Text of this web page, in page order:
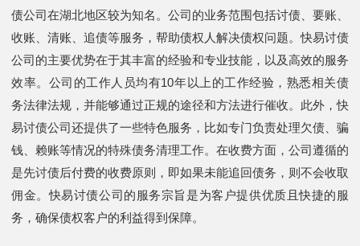
债公司在湖北地区较为知名。公司的业务范围包括讨债、要账、
收账、清账、追债等服务，帮助债权人解决债权问题。快易讨债
公司的主要优势在于其丰富的经验和专业技能，以及高效的服务
效率。公司的工作人员均有10年以上的工作经验，熟悉相关债
务法律法规，并能够通过正规的途径和方法进行催收。此外，快
易讨债公司还提供了一些特色服务，比如专门负责处理欠债、骗
钱、赖账等情况的特殊债务清理工作。在收费方面，公司遵循的
是先讨债后付费的收费原则，即如果未能追回债务，则不会收取
佣金。快易讨债公司的服务宗旨是为客户提供优质且快捷的服
务，确保债权客户的利益得到保障。